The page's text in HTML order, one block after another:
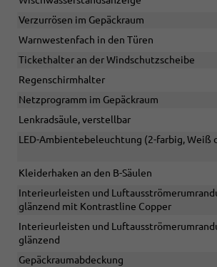
Verzurrösen im Gepäckraum
Warnwestenfach in den Türen
Tickethalter an der Windschutzscheibe
Regenschirmhalter
Netzprogramm im Gepäckraum
Lenkradsäule, verstellbar
LED-Ambientebeleuchtung (2-farbig, Weiß
Kleiderhaken an den B-Säulen
Interieurleisten und
glänzend mit Kontrastline Copper
Interieurleisten und
glänzend
Gepäckraumabdeckung